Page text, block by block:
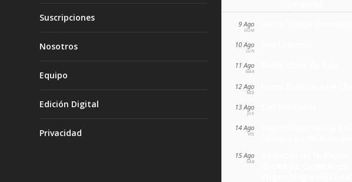
Suscripciones
Nosotros
Equipo
Edición Digital
Privacidad
9 Ago
DOM
10 Ago
LUN
11 Ago
MAR
12 Ago
MIÉ
13 Ago
JUE
14 Ago
VIE
15 Ago
SÁB